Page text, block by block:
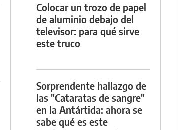
Colocar un trozo de papel
de aluminio debajo del
televisor: para qué sirve
este truco
Sorprendente hallazgo de
las "Cataratas de sangre"
en la Antártida: ahora se
sabe qué es este